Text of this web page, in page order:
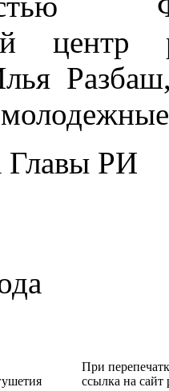
центр
Главы РИ
При
ссылка на сайт